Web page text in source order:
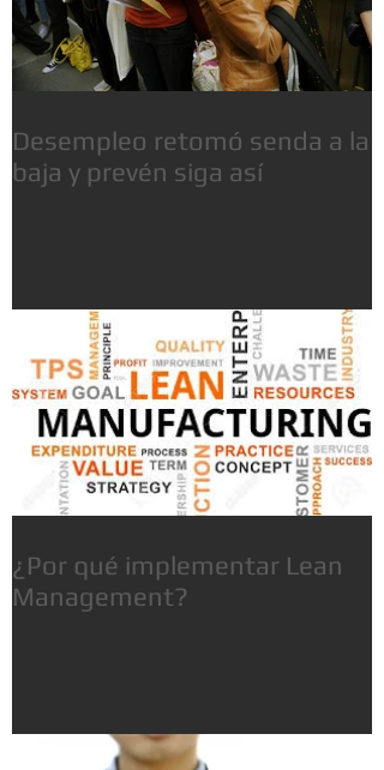
Desempleo retomó senda a la
baja y prevén siga así
¿Por qué implementar Lean
Management?